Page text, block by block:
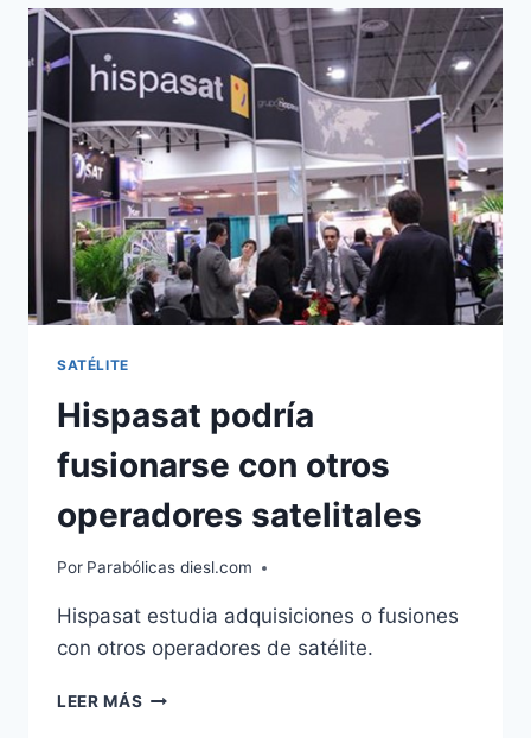
UHDTV
VÍA
SATÉLITE
Hispasat podría
fusionarse con otros
operadores satelitales
Por Parabólicas diesl.com
Hispasat estudia adquisiciones o fusiones
con otros operadores de satélite.
LEER MÁS HISPASAT